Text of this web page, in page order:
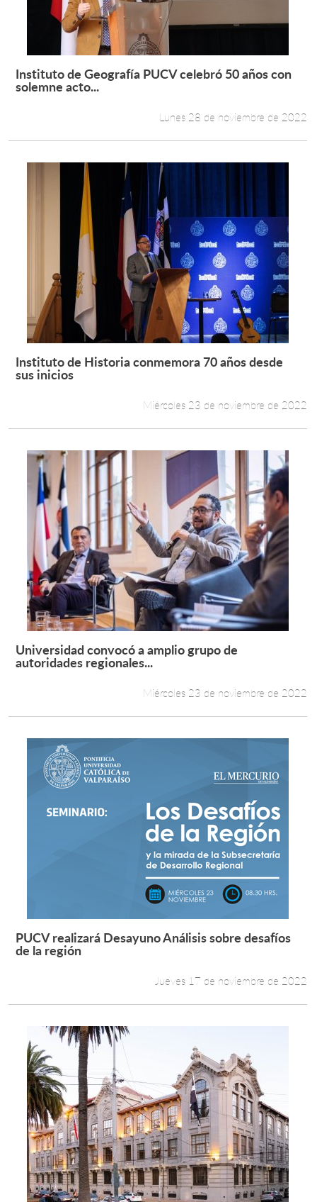
Leer más +
Instituto de Geografía PUCV celebró 50 años con
solemne acto...
Lunes 28 de noviembre de 2022
Leer más +
Instituto de Historia conmemora 70 años desde
sus inicios
Miércoles 23 de noviembre de 2022
Leer más +
Universidad convocó a amplio grupo de
autoridades regionales...
Miércoles 23 de noviembre de 2022
Leer más +
PUCV realizará Desayuno Análisis sobre desafíos
de la región
Jueves 17 de noviembre de 2022